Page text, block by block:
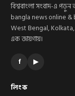
বিশ্ববাংলা সংবাদ-এ
bangla news online &
West Bengal,
এক জায়গায়।
f ▶
লিংক